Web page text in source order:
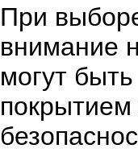
При
внимание
могут